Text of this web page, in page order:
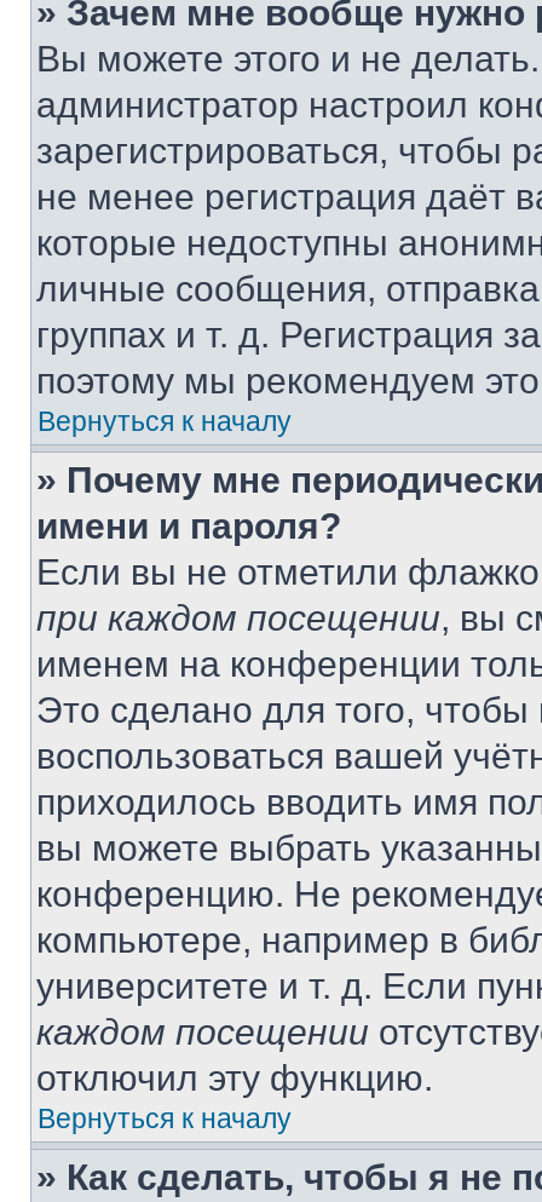
» Зачем мне вообще нужно
Вы можете этого и не
администратор настроил
зарегистрироваться, чтобы
не менее регистрация даёт
которые недоступны
личные сообщения,
группах и т. д. Регистрация
поэтому мы рекомендуем
Вернуться к началу
» Почему мне
имени и пароля?
Если вы не отметили
при каждом посещении, вы
именем на конференции
Это сделано для того, чтобы
воспользоваться вашей
приходилось вводить имя
вы можете выбрать
конференцию. Не
компьютере, например в
университете и т. д. Если
каждом посещении
отключил эту функцию.
Вернуться к началу
» Как сделать, чтобы я не